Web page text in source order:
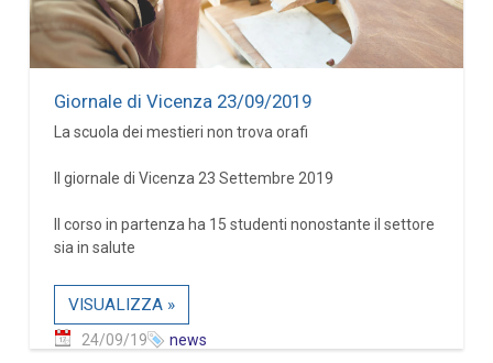
Giornale di Vicenza 23/09/2019
La scuola dei mestieri non trova orafi
Il giornale di Vicenza 23 Settembre 2019
Il corso in partenza ha 15 studenti nonostante il settore
sia in salute
VISUALIZZA »
24/09/19 news